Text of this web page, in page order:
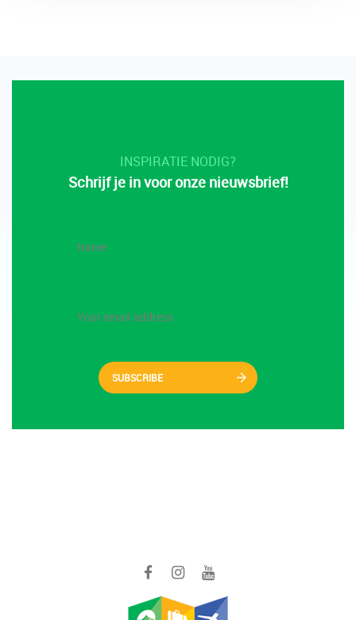
INSPIRATIE NODIG?
Schrijf je in voor onze nieuwsbrief!
SUBSCRIBE